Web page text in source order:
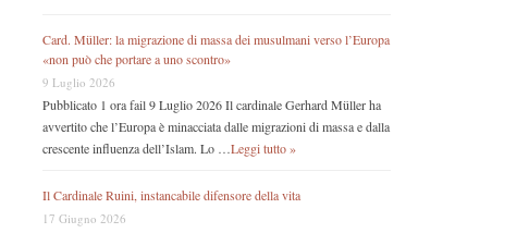
Card. Müller: la migrazione di massa dei musulmani verso l’Europa
«non può che portare a uno scontro»
9 Luglio 2026
Pubblicato 1 ora fail 9 Luglio 2026 Il cardinale Gerhard Müller ha
avvertito che l’Europa è minacciata dalle migrazioni di massa e dalla
crescente influenza dell’Islam. Lo … Leggi tutto »
Il Cardinale Ruini, instancabile difensore della vita
17 Giugno 2026